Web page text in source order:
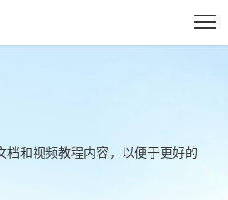
档和视频教程内容，以便于更好的